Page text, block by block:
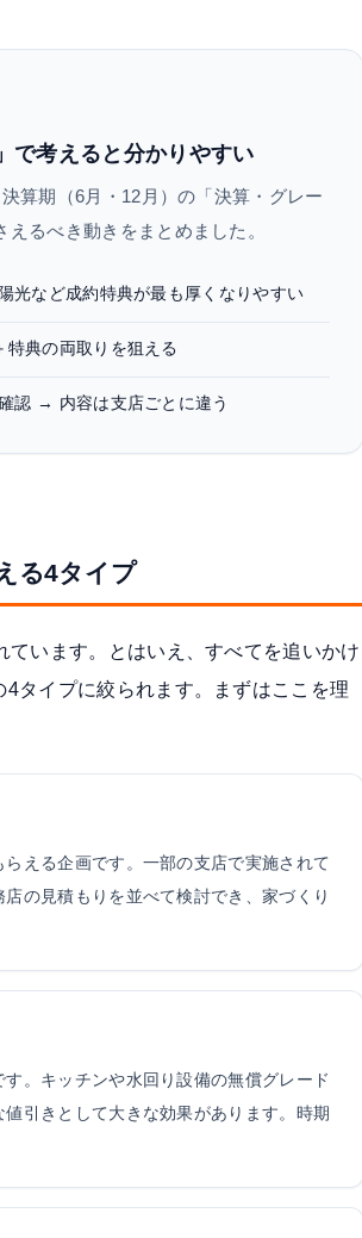
で考えると分かりやすい
算期（6月・12月）の「決算・グレー
るべき動きをまとめました。
光など成約特典が最も厚くなりやすい
典の両取りを狙える
認 → 内容は支店ごとに違う
る4タイプ
ています。とはいえ、すべてを追いかけ
タイプに絞られます。まずはここを理
える企画です。一部の支店で実施されて
の見積もりを並べて検討でき、家づくり
。キッチンや水回り設備の無償グレード
引きとして大きな効果があります。時期